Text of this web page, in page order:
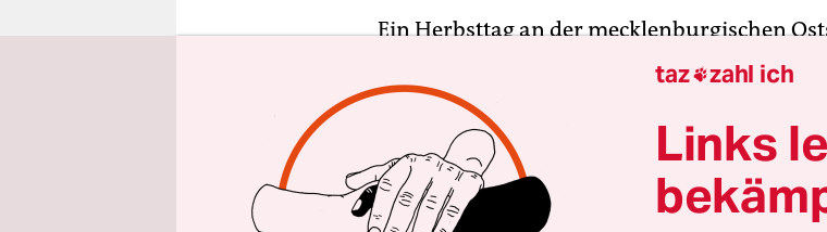
Ein Herbsttag an der mecklenburgischen
bester Luft, an der Seite eine
erwachsen aus der Zeit in der Rehaklinik. Sie
Ruhestand, aus der Gegend von Rostock, ein
kein Verdruss insgesamt, nur die Frage: „Sie
ist es da …“, dann drucksend, „… gefährlich?“
denn habe? „Also im Fernsehen, da sah ich
taz zahl ich
Links